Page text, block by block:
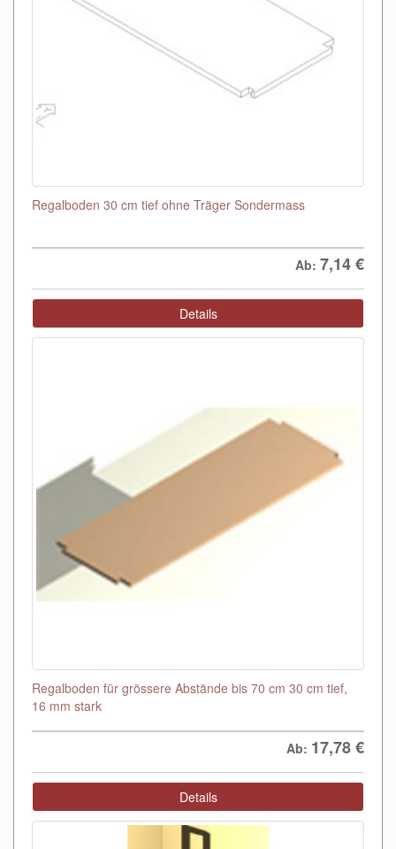
Regalboden 30 cm tief ohne Träger Sondermass
Ab: 7,14€
Details
Regalboden für grössere Abstände bis 70 cm 30 cm tief,
16 mm stark
Ab: 17,78€
Details